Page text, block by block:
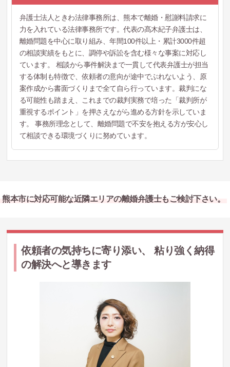
弁護士法人ときわ法律事務所は、熊本で離婚・慰謝料請求に
力を入れている法律事務所です。代表の髙木紀子弁護士は、
離婚問題を中心に取り組み、年間100件以上・累計3000件超
の相談実績をもとに、調停や訴訟を含む様々な事案に対応し
ています。 相談から事件解決まで一貫して代表弁護士が担当
する体制も特徴で、依頼者の意向が途中でぶれないよう、原
案作成から書面づくりまで全て自ら行っています。裁判にな
る可能性も踏まえ、これまでの裁判実務で培った「裁判所が
重視するポイント」を押さえながら進める方針を示していま
す。 事務所理念として、離婚問題で不安を抱える方が安心し
て相談できる環境づくりに努めています。
熊本市に対応可能な近隣エリアの離婚弁護士もご検討下さい。
依頼者の気持ちに寄り添い、 粘り強く納得
の解決へと導きます